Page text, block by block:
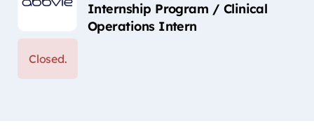
Internship Program / Clinical
Operations Intern
Closed.